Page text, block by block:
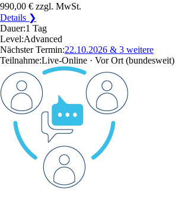
990,00 € zzgl. MwSt.
Details ❯
Dauer:1 Tag
Level:Advanced
Nächster Termin:22.10.2026 & 3 weitere
Teilnahme:Live-Online · Vor Ort (bundesweit)